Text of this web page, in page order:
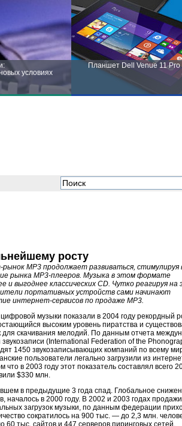
условиях
Планшет Dell Venue 11 Pro
росту
МР3 продолжает развиваться, стимулируя
рынка МР3-плееров. Музыка в этом формате
и выгоднее классических CD. Чутко реагируя на
портативных устройств сами начинают
интернет-сервисов по продаже МР3.
музыки показали в 2004 году рекордный
высоким уровень пиратства и
скачивания мелодий. По данным отчета
(International Federation of the
1450 звукозаписывающих компаний по всему
пользователи легально загрузили из
что в 2003 году этот показатель составлял всего
$330 млн.
в предыдущие 3 года спад. Глобальное
началось в 2000 году. В 2002 и 2003 годах продажи
загрузок музыки, по данным федерации
сократилось на 900 тыс. — до 2,3 млн.
60 тыс. сайтов и 447 серверов пиринговых сетей,